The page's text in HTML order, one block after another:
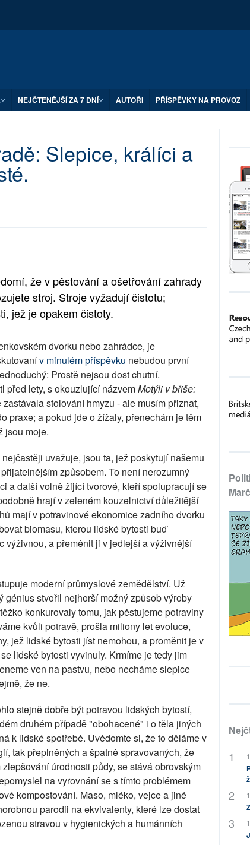
NEJČTENĚJŠÍ ZA 7 DNÍ AUTOŘI PŘÍSPĚVKY NA PROVOZ
Slepice, králíci a
že v pěstování a ošetřování zahrady
stroj. Stroje vyžadují čistotu;
jež je opakem čistoty.
dvorku nebo zahrádce, je
v minulém příspěvku nebudou první
Prostě nejsou dost chutní.
před lety, s okouzlující názvemMotýli v břiše:
zastávala stolování hmyzu - ale musím přiznat,
praxe; a pokud jde o žížaly, přenechám je těm
jsou moje.
uvažuje, jsou ta, jež poskytují našemu
způsobem. To není nerozumný
a další volně žijící tvorové, kteří spolupracují se
hrají v zeleném kouzelnictví důležitější
mají v potravinové ekonomice zadního dvorku
biomasu, kterou lidské bytosti buď
výživnou, a přeměnit ji v jedlejší a výživnější
moderní průmyslové zemědělství. Už
génius stvořil nejhorší možný způsob výroby
konkurovaly tomu, jak pěstujeme potraviny
kvůli potravě, prošla miliony let evoluce,
jež lidské bytosti jíst nemohou, a proměnit je v
lidské bytosti vyvinuly. Krmíme je tedy jim
ven na pastvu, nebo necháme slepice
že ne.
stejně dobře být potravou lidských bytostí,
druhém případě "obohacené" i o těla jiných
k lidské spotřebě. Uvědomte si, že to děláme v
tak přeplněných a špatně spravovaných, že
úrodnosti půdy, se stává obrovským
na vyrovnání se s tímto problémem
kompostování. Maso, mléko, vejce a jiné
parodii na ekvivalenty, které lze dostat
stravou v hygienických a humánních